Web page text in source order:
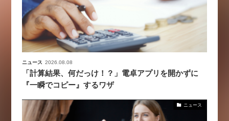
ニュース 2026.08.08
「計算結果、何だっけ！？」電卓アプリを開かずに
『一瞬でコピー』するワザ
ニュース